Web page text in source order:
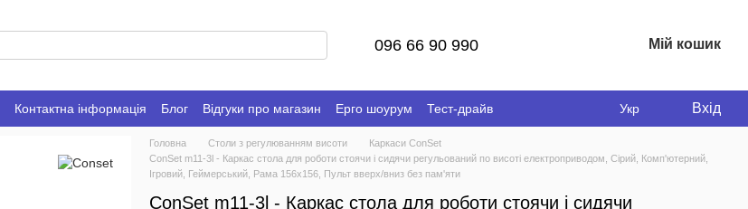
096 66 90 990 Мій кошик
Контактна інформація Блог Відгуки про магазин Ерго шоурум
Тест-драйв
Укр Вхід
Головна Столи з регулюванням висоти
Каркаси ConSet
ConSet m11-3l - Каркас стола для роботи стоячи і сидячи регульований по висоті електроприводом, Сірий, Комп'ютерний,
Ігровий, Геймерський, Рама 156х156, Пульт вверх/вниз без пам'яти
ConSet m11-3l - Каркас стола для роботи стоячи і сидячи